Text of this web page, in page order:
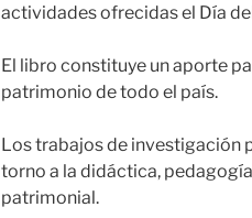
actividades ofrecidas el Día
El libro constituye un aporte
patrimonio de todo el país.
Los trabajos de investigación
torno a la didáctica,
patrimonial.